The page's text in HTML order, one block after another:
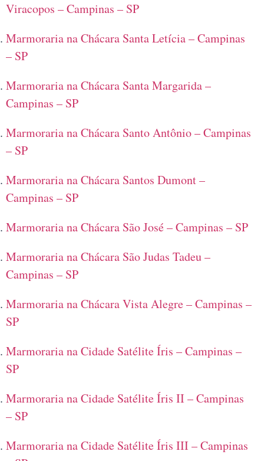
Viracopos – Campinas – SP
Marmoraria na Chácara Santa Letícia – Campinas
– SP
Marmoraria na Chácara Santa Margarida –
Campinas – SP
Marmoraria na Chácara Santo Antônio – Campinas
– SP
Marmoraria na Chácara Santos Dumont –
Campinas – SP
Marmoraria na Chácara São José – Campinas – SP
Marmoraria na Chácara São Judas Tadeu –
Campinas – SP
Marmoraria na Chácara Vista Alegre – Campinas –
SP
Marmoraria na Cidade Satélite Íris – Campinas –
SP
Marmoraria na Cidade Satélite Íris II – Campinas
– SP
Marmoraria na Cidade Satélite Íris III – Campinas